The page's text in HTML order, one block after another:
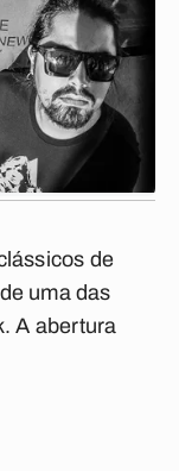
de
uma das
A abertura